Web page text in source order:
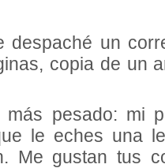
des­paché un
copia de un
pesado: mi
le eches una
Me gustan tus